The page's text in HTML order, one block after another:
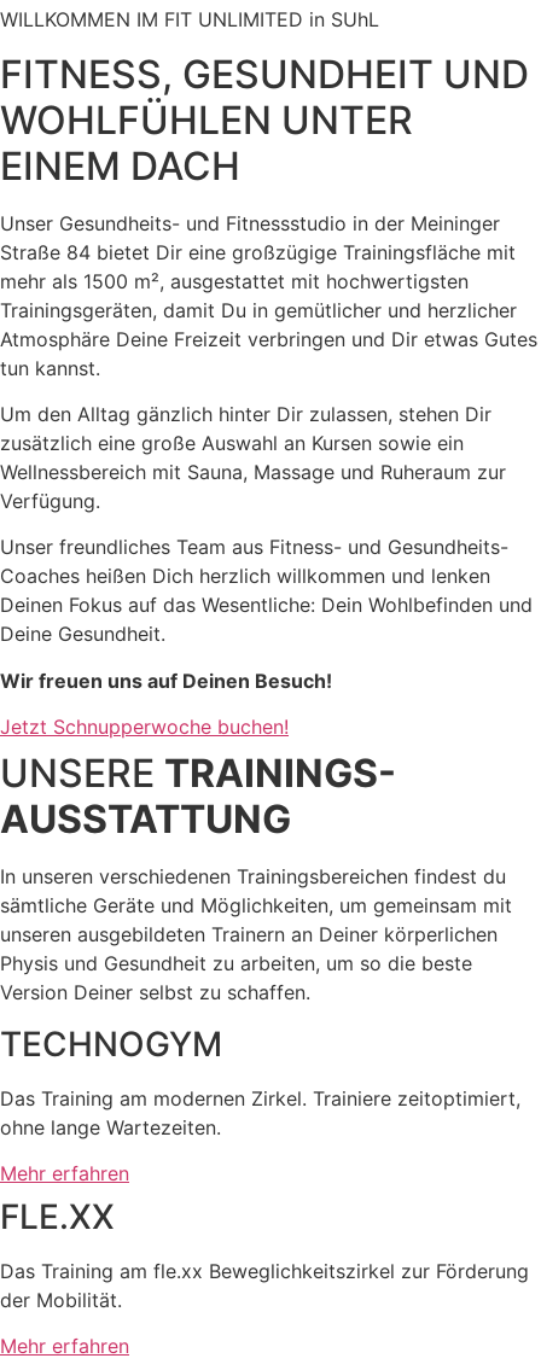
WILLKOMMEN IM FIT UNLIMITED in SUhL
FITNESS, GESUNDHEIT UND
WOHLFÜHLEN UNTER
EINEM DACH
Unser Gesundheits- und Fitnessstudio in der Meininger
Straße 84 bietet Dir eine großzügige Trainingsfläche mit
mehr als 1500 m², ausgestattet mit hochwertigsten
Trainingsgeräten, damit Du in gemütlicher und herzlicher
Atmosphäre Deine Freizeit verbringen und Dir etwas Gutes
tun kannst.
Um den Alltag gänzlich hinter Dir zulassen, stehen Dir
zusätzlich eine große Auswahl an Kursen sowie ein
Wellnessbereich mit Sauna, Massage und Ruheraum zur
Verfügung.
Unser freundliches Team aus Fitness- und Gesundheits-
Coaches heißen Dich herzlich willkommen und lenken
Deinen Fokus auf das Wesentliche: Dein Wohlbefinden und
Deine Gesundheit.
Wir freuen uns auf Deinen Besuch!
Jetzt Schnupperwoche buchen!
UNSERE TRAININGS-
AUSSTATTUNG
In unseren verschiedenen Trainingsbereichen findest du
sämtliche Geräte und Möglichkeiten, um gemeinsam mit
unseren ausgebildeten Trainern an Deiner körperlichen
Physis und Gesundheit zu arbeiten, um so die beste
Version Deiner selbst zu schaffen.
TECHNOGYM
Das Training am modernen Zirkel. Trainiere zeitoptimiert,
ohne lange Wartezeiten.
Mehr erfahren
FLE.XX
Das Training am fle.xx Beweglichkeitszirkel zur Förderung
der Mobilität.
Mehr erfahren